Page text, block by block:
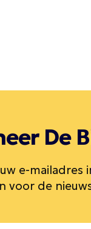
De
e-mailadres
voor de